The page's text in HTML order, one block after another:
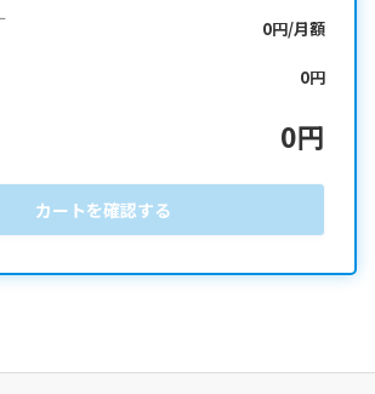
0円/月額
0円
0円
カートを確認する